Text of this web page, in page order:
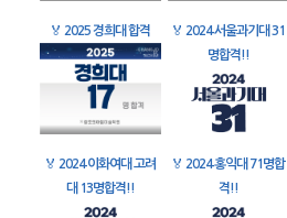
🏅 2025 경희대 합격 🏅 2024 서울과기대 31
명합격!!
🏅 2024 이화여대 고려
대 13명합격!!
🏅 2024 홍익대 71명합
격!!